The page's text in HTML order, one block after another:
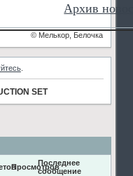
Архив
© Мелькор, Белочка
.
SET
ПросмотровПоследнее
сообщение